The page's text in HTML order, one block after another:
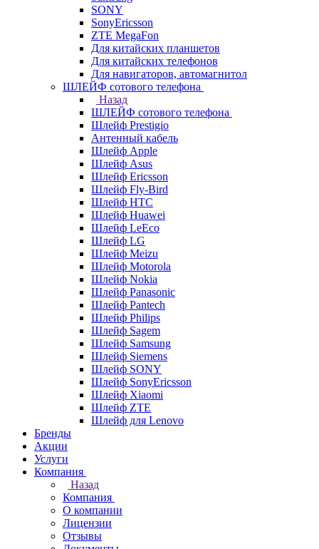
SONY
SonyEricsson
ZTE MegaFon
Для китайских планшетов
Для китайских телефонов
Для навигаторов, автомагнитол
ШЛЕЙФ сотового телефона
Назад
ШЛЕЙФ сотового телефона
Шлейф Prestigio
Антенный кабель
Шлейф Apple
Шлейф Asus
Шлейф Ericsson
Шлейф Fly-Bird
Шлейф HTC
Шлейф Huawei
Шлейф LeEco
Шлейф LG
Шлейф Meizu
Шлейф Motorola
Шлейф Nokia
Шлейф Panasonic
Шлейф Pantech
Шлейф Philips
Шлейф Sagem
Шлейф Samsung
Шлейф Siemens
Шлейф SONY
Шлейф SonyEricsson
Шлейф Xiaomi
Шлейф ZTE
Шлейф для Lenovo
Бренды
Акции
Услуги
Компания
Назад
Компания
О компании
Лицензии
Отзывы